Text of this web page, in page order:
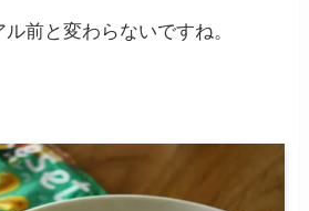
前と変わらないですね。